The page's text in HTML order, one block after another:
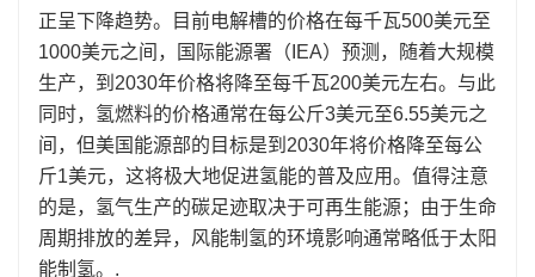
正呈下降趋势。目前电解槽的价格在每千瓦500美元至
1000美元之间，国际能源署（IEA）预测，随着大规模
生产，到2030年价格将降至每千瓦200美元左右。与此
同时，氢燃料的价格通常在每公斤3美元至6.55美元之
间，但美国能源部的目标是到2030年将价格降至每公
斤1美元，这将极大地促进氢能的普及应用。值得注意
的是，氢气生产的碳足迹取决于可再生能源；由于生命
周期排放的差异，风能制氢的环境影响通常略低于太阳
能制氢。.